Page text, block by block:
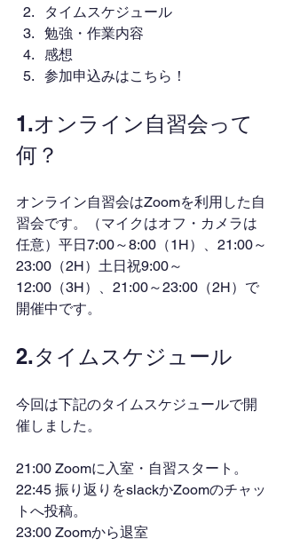
タイムスケジュール
勉強・作業内容
感想
参加申込みはこちら！
1.オンライン自習会って
何？
オンライン自習会はZoomを利用した自
習会です。（マイクはオフ・カメラは
任意）平日7:00～8:00（1H）、21:00～
23:00（2H）土日祝9:00～
12:00（3H）、21:00～23:00（2H）で
開催中です。
2.タイムスケジュール
今回は下記のタイムスケジュールで開
催しました。
21:00 Zoomに入室・自習スタート。
22:45 振り返りをslackかZoomのチャッ
トへ投稿。
23:00 Zoomから退室